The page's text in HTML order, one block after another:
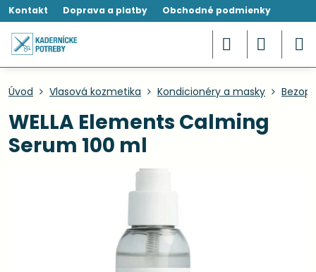
Kontakt Doprava a platby Obchodné podmienky
Úvod Vlasová kozmetika Kondicionéry a masky
WELLA Elements Calming
Serum 100 ml